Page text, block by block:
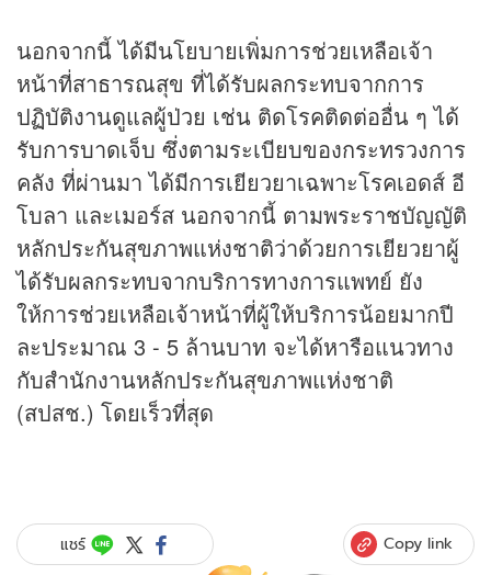
นอกจากนี้ ได้มีนโยบายเพิ่มการช่วยเหลือเจ้า
หน้าที่สาธารณสุข ที่ได้รับผลกระทบจากการ
ปฏิบัติงานดูแลผู้ป่วย เช่น ติดโรคติดต่ออื่น ๆ ได้
รับการบาดเจ็บ ซึ่งตามระเบียบของกระทรวงการ
คลัง ที่ผ่านมา ได้มีการเยียวยาเฉพาะโรคเอดส์ อี
โบลา และเมอร์ส นอกจากนี้ ตามพระราชบัญญัติ
หลักประกันสุขภาพแห่งชาติว่าด้วยการเยียวยาผู้
ได้รับผลกระทบจากบริการทางการแพทย์ ยัง
ให้การช่วยเหลือเจ้าหน้าที่ผู้ให้บริการน้อยมากปี
ละประมาณ 3 - 5 ล้านบาท จะได้หารือแนวทาง
กับสำนักงานหลักประกันสุขภาพแห่งชาติ
(สปสช.) โดยเร็วที่สุด
แชร์ Copy link